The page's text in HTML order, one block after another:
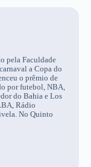
pela Faculdade
a Copa do
o prêmio de
por futebol, NBA,
do Bahia e Los
Rádio
No Quinto